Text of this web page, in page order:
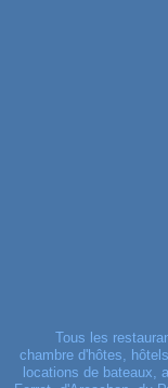
Tous les
chambre d'hôtes,
locations de bateaux,